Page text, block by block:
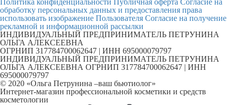
Политика конфиденциальности Публичная оферта Согласие на
обработку персональных данных и предоставления права
использовать изображение Пользователя Согласие на получение
рекламной и информационной рассылки
ИНДИВИДУАЛЬНЫЙ ПРЕДПРИНИМАТЕЛЬ ПЕТРУНИНА
ОЛЬГА АЛЕКСЕЕВНА
ОГРНИП 317784700062647 | ИНН 695000079797
ИНДИВИДУАЛЬНЫЙ ПРЕДПРИНИМАТЕЛЬ ПЕТРУНИНА
ОЛЬГА АЛЕКСЕЕВНА ОГРНИП 317784700062647 | ИНН
695000079797
© 2020 «Ольга Петрунина –ваш бьютиолог»
Интернет-магазин профессиональной косметики и средств
косметологии